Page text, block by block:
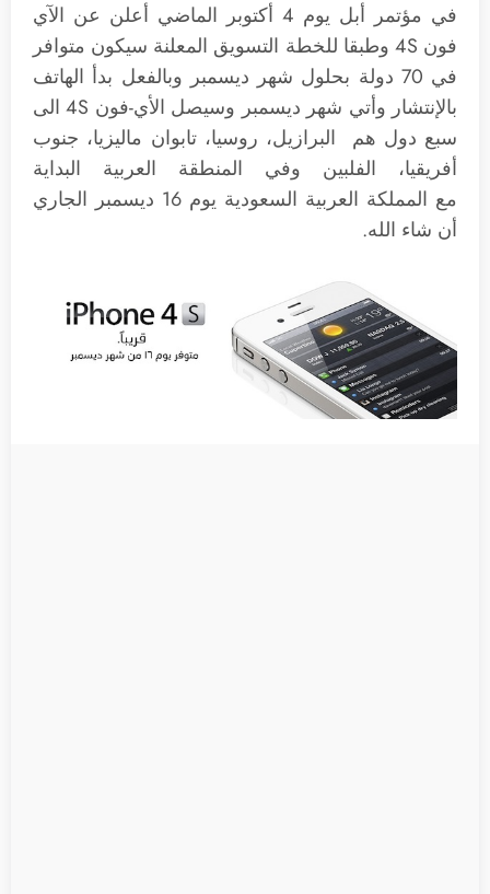
في مؤتمر أبل يوم 4 أكتوبر الماضي أعلن عن الآي
فون 4S وطبقا للخطة التسويق المعلنة سيكون متوافر
في 70 دولة بحلول شهر ديسمبر وبالفعل بدأ الهاتف
بالإنتشار وأتي شهر ديسمبر وسيصل الأي-فون 4S الى
سبع دول هم البرازيل، روسيا، تابوان ماليزيا، جنوب
أفريقيا، الفلبين وفي المنطقة العربية البداية
مع المملكة العربية السعودية يوم 16 ديسمبر الجاري
أن شاء الله.